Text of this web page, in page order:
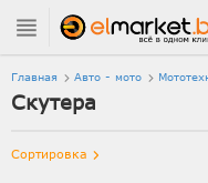
Главная Авто - мото
Скутера
Сортировка